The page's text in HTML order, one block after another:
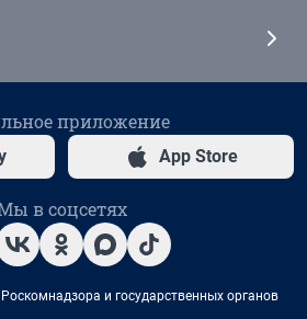
приложение
App Store
в соцсетях
и государственных органов